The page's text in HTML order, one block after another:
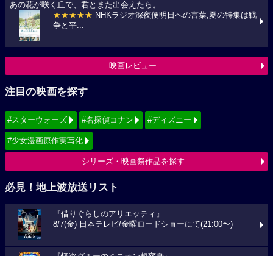
あの花が咲く丘で、君とまた出会えたら。
★★★★★ NHKラジオ深夜便明日への言葉,夏の特集は戦
争と平...
映画レビュー
注目の映画を探す
#スターウォーズ #名探偵コナン #ディズニー
#少女漫画原作実写化
シリーズ・映画祭作品を探す
必見！地上波放送リスト
『借りぐらしのアリエッティ』
8/7(金) 日本テレビ/金曜ロードショーにて(21:00〜)